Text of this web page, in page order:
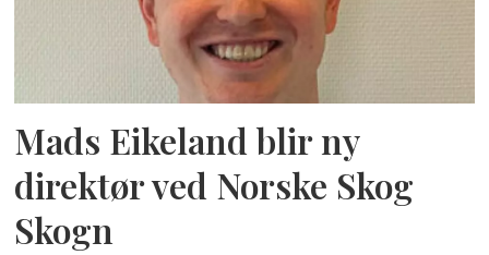
Mads Eikeland blir ny
direktør ved Norske Skog
Skogn